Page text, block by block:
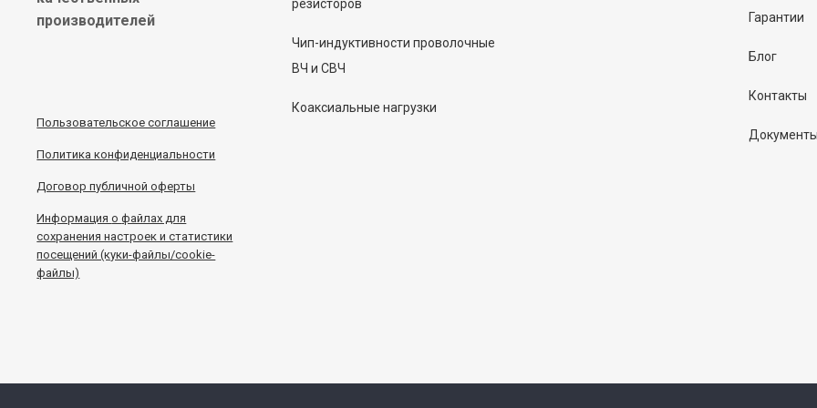
производителей
Пользовательское соглашение
Политика конфиденциальности
Договор публичной оферты
Информацияофайлах для
сохранения настроек и статистики
посещений (куки-файлы/cookie-
файлы)
резисторов
Чип-индуктивности проволочные
ВЧ и СВЧ
Коаксиальные нагрузки
Гарантии
Блог
Контакты